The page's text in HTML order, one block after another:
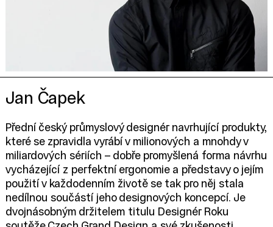
Jan Čapek
Přední český průmyslový designér navrhující produkty,
které se zpravidla vyrábí v milionových a mnohdy v
miliardových sériích – dobře promyšlená forma návrhu
vycházející z perfektní ergonomie a představy o jejím
použití v každodenním životě se tak pro něj stala
nedílnou součástí jeho designových koncepcí. Je
dvojnásobným držitelem titulu Designér Roku